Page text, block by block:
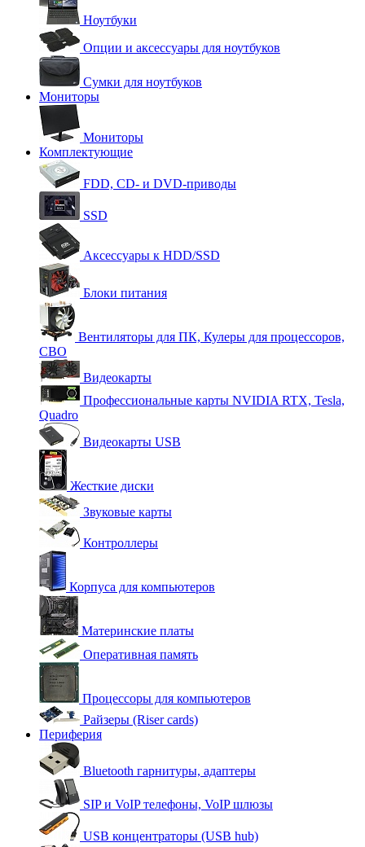
Ноутбуки
Опции и аксессуары для ноутбуков
Сумки для ноутбуков
Мониторы
Мониторы
Комплектующие
FDD, CD- и DVD-приводы
SSD
Аксессуары к HDD/SSD
Блоки питания
Вентиляторы для ПК, Кулеры для процессоров,
СВО
Видеокарты
Профессиональные карты NVIDIA RTX, Tesla,
Quadro
Видеокарты USB
Жесткие диски
Звуковые карты
Контроллеры
Корпуса для компьютеров
Материнские платы
Оперативная память
Процессоры для компьютеров
Райзеры (Riser cards)
Периферия
Bluetooth гарнитуры, адаптеры
SIP и VoIP телефоны, VoIP шлюзы
USB концентраторы (USB hub)